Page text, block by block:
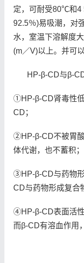
定，可耐受80℃和4
92.5％)易吸潮，对
水，室温下溶解度
(m／V)以上。并可
HP-β-CD与β-CD
①HP-β-CD肾毒性
CD；
②HP-β-CD不被胃
体代谢，也不蓄积；
③HP-β-CD与药物
CD与药物形成复合
④HP-β-CD表面活性
而β-CD有溶血作用